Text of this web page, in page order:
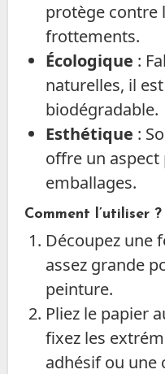
protège contre
frottements.
Écologique :
naturelles, il
biodégradable.
Esthétique :
offre un
emballages.
Comment l’utiliser ?
Découpez une
assez grande
peinture.
Pliez le papier
fixez les
adhésif ou une